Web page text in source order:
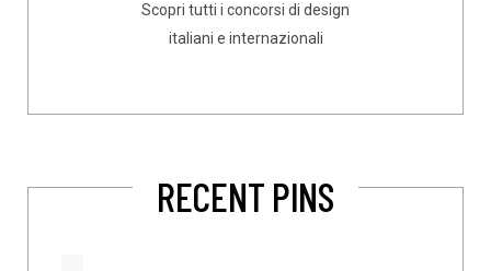
Scopri tutti i concorsi di design
italiani e internazionali
RECENT PINS